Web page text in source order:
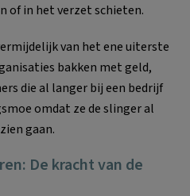
of in het verzet schieten.
van het ene uiterste
bakken met geld,
die al langer bij een bedrijf
omdat ze de slinger al
gaan.
De kracht van de